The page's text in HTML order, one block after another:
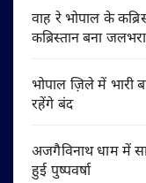
वाह रे भोपाल के
कब्रिस्तान बना
भोपाल ज़िले में
रहेंगे बंद
अजगैविनाथ धाम में
हुई पुष्पवर्षा